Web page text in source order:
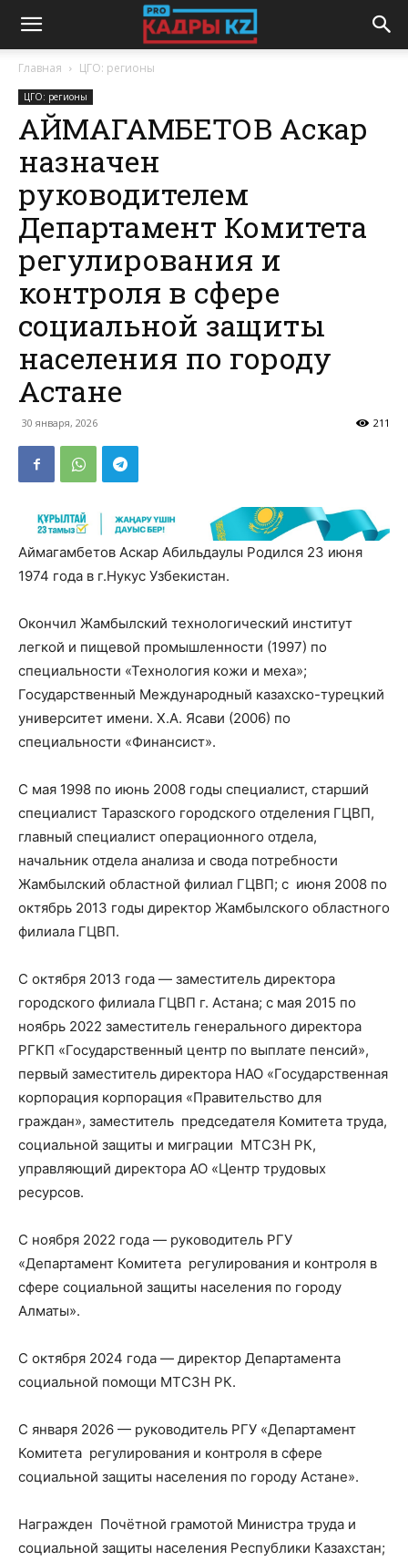
Главная ЦГО: регионы
ЦГО: регионы
АЙМАГАМБЕТОВ Аскар
назначен
руководителем
Департамент Комитета
регулирования и
контроля в сфере
социальной защиты
населения по городу
Астане
30 января, 2026 211
Аймагамбетов Аскар Абильдаулы Родился 23 июня
1974 года в г.Нукус Узбекистан.
Окончил Жамбылский технологический институт
легкой и пищевой промышленности (1997) по
специальности «Технология кожи и меха»;
Государственный Международный казахско-турецкий
университет имени. Х.А. Ясави (2006) по
специальности «Финансист».
С мая 1998 по июнь 2008 годы специалист, старший
специалист Таразского городского отделения ГЦВП,
главный специалист операционного отдела,
начальник отдела анализа и свода потребности
Жамбылский областной филиал ГЦВП; с июня 2008 по
октябрь 2013 годы директор Жамбылского областного
филиала ГЦВП.
С октября 2013 года — заместитель директора
городского филиала ГЦВП г. Астана; с мая 2015 по
ноябрь 2022 заместитель генерального директора
РГКП «Государственный центр по выплате пенсий»,
первый заместитель директора НАО «Государственная
корпорация корпорация «Правительство для
граждан», заместитель председателя Комитета труда,
социальной защиты и миграции МТСЗН РК,
управляющий директора АО «Центр трудовых
ресурсов.
С ноября 2022 года — руководитель РГУ
«Департамент Комитета регулирования и контроля в
сфере социальной защиты населения по городу
Алматы».
С октября 2024 года — директор Департамента
социальной помощи МТСЗН РК.
С января 2026 — руководитель РГУ «Департамент
Комитета регулирования и контроля в сфере
социальной защиты населения по городу Астане».
Награжден Почётной грамотой Министра труда и
социальной защиты населения Республики Казахстан;